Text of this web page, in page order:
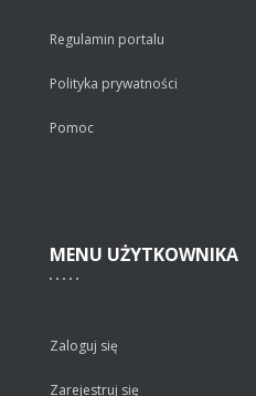
Regulamin portalu
Polityka prywatności
Pomoc
MENU UŻYTKOWNIKA
Zaloguj się
Zarejestruj się